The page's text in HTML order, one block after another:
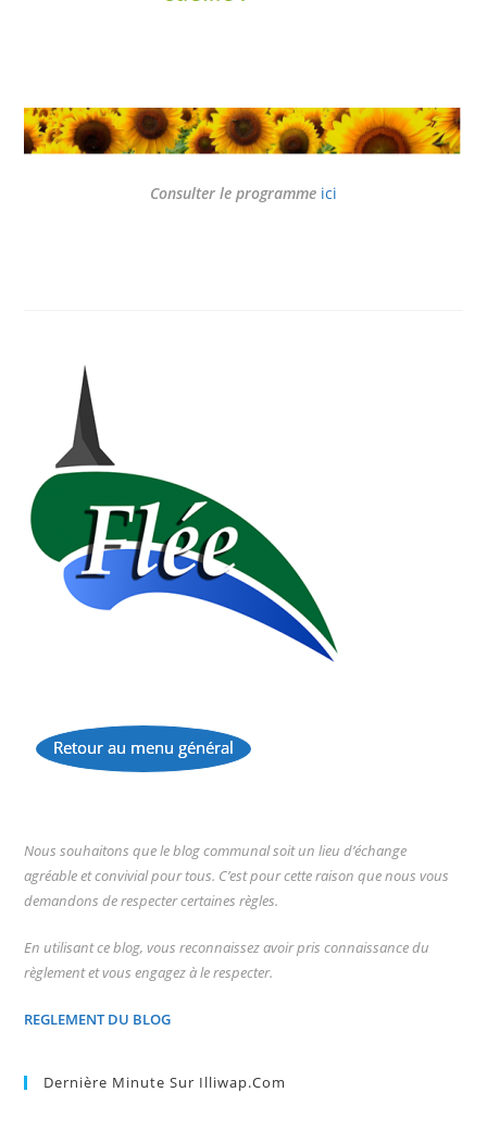
Consulter le programme ici
Retour au menu général
...
Nous souhaitons que le blog communal soit un lieu d’échange
agréable et convivial pour tous. C’est pour cette raison que nous vous
demandons de respecter certaines règles.
En utilisant ce blog, vous reconnaissez avoir pris connaissance du
règlement et vous engagez à le respecter.
REGLEMENT DU BLOG
Dernière Minute Sur Illiwap.com